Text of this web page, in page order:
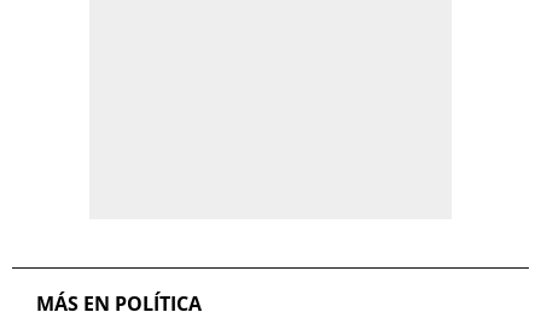
MÁS EN POLÍTICA